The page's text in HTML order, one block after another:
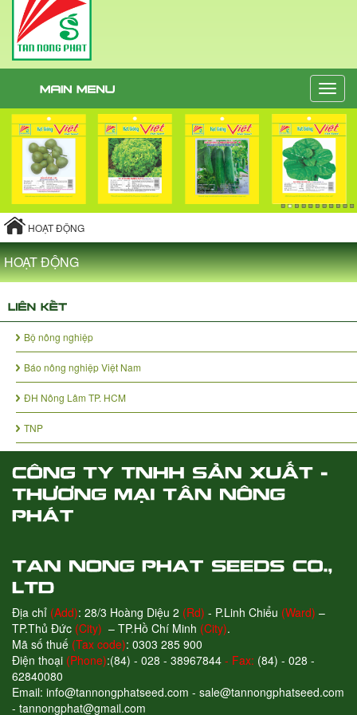
Toggle
HOẠT ĐỘNG
HOẠT ĐỘNG
Bộ nông nghiệp
Báo nông nghiệp Việt Nam
ĐH Nông Lâm TP. HCM
TNP
Địa chỉ (Add): 28/3 Hoàng Diệu 2 (Rd) - P.Linh Chiểu (Ward) –
TP.Thủ Đức (City) – TP.Hồ Chí Minh (City).
Mã số thuế (Tax code): 0303 285 900
Điện thoại (Phone):(84) - 028 - 38967844 - Fax: (84) - 028 -
62840080
Email: info@tannongphatseed.com - sale@tannongphatseed.com
- tannongphat@gmail.com